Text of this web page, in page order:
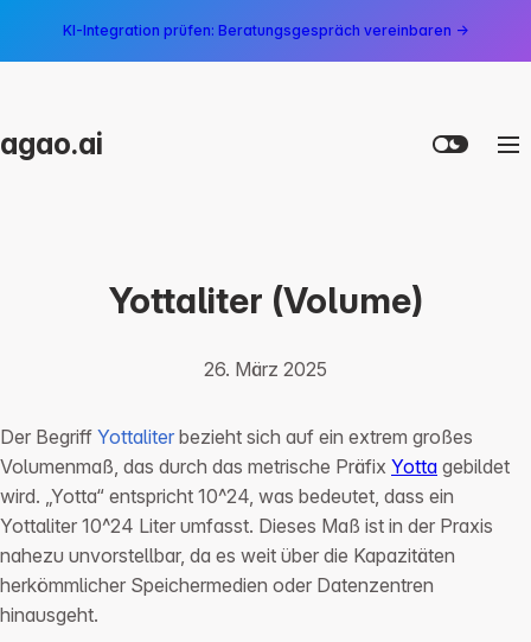
KI-Integration prüfen: Beratungsgespräch vereinbaren →
agao.ai
Yottaliter (Volume)
26. März 2025
Der Begriff Yottaliter bezieht sich auf ein extrem großes
Volumenmaß, das durch das metrische Präfix Yotta gebildet
wird. „Yotta“ entspricht 10^24, was bedeutet, dass ein
Yottaliter 10^24 Liter umfasst. Dieses Maß ist in der Praxis
nahezu unvorstellbar, da es weit über die Kapazitäten
herkömmlicher Speichermedien oder Datenzentren
hinausgeht.